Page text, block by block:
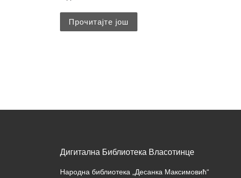
Прочитајте још
Дигитална Библиотека Власотинце
Народна библиотека „Десанка Максимовић“